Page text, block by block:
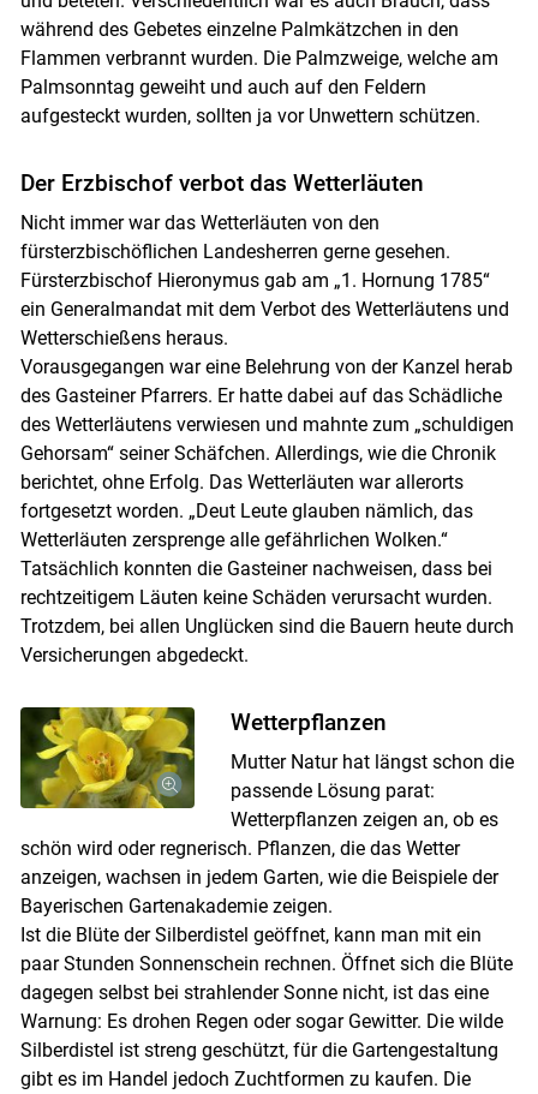
während des Gebetes einzelne Palmkätzchen in den
Flammen verbrannt wurden. Die Palmzweige, welche am
Palmsonntag geweiht und auch auf den Feldern
aufgesteckt wurden, sollten ja vor Unwettern schützen.
Der Erzbischof verbot das Wetterläuten
Nicht immer war das Wetterläuten von den
fürsterzbischöflichen Landesherren gerne gesehen.
Fürsterzbischof Hieronymus gab am „1. Hornung 1785“
ein Generalmandat mit dem Verbot des Wetterläutens und
Wetterschießens heraus.
Vorausgegangen war eine Belehrung von der Kanzel herab
des Gasteiner Pfarrers. Er hatte dabei auf das Schädliche
des Wetterläutens verwiesen und mahnte zum „schuldigen
Gehorsam“ seiner Schäfchen. Allerdings, wie die Chronik
berichtet, ohne Erfolg. Das Wetterläuten war allerorts
fortgesetzt worden. „Deut Leute glauben nämlich, das
Wetterläuten zersprenge alle gefährlichen Wolken.“
Tatsächlich konnten die Gas­teiner nachweisen, dass bei
rechtzeitigem Läuten keine Schäden verursacht wurden.
Trotzdem, bei allen Unglücken sind die Bauern heute durch
Versicherungen abgedeckt.
Wetterpflanzen
Mutter Natur hat längst schon die
passende Lösung parat:
Wetterpflanzen zeigen an, ob es
schön wird oder regnerisch. Pflanzen, die das Wetter
anzeigen, wachsen in jedem Garten, wie die Beispiele der
Bayerischen Gartenakademie zeigen.
Ist die Blüte der Silberdistel geöffnet, kann man mit ein
paar Stunden Sonnenschein rechnen. Öffnet sich die Blüte
dagegen selbst bei strahlender Sonne nicht, ist das eine
Warnung: Es drohen Regen oder sogar Gewitter. Die wilde
Silberdistel ist streng geschützt, für die Gartengestaltung
gibt es im Handel jedoch Zuchtformen zu kaufen. Die